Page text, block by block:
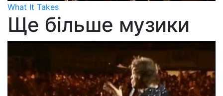
What It Takes
Ще більше музики